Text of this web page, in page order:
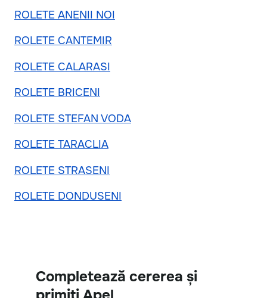
ROLETE ANENII NOI
ROLETE CANTEMIR
ROLETE CALARASI
ROLETE BRICENI
ROLETE STEFAN VODA
ROLETE TARACLIA
ROLETE STRASENI
ROLETE DONDUSENI
Completează cererea și